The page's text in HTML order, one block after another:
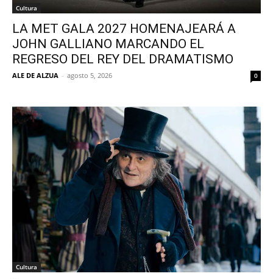
Cultura
LA MET GALA 2027 HOMENAJEARÁ A
JOHN GALLIANO MARCANDO EL
REGRESO DEL REY DEL DRAMATISMO
ALE DE ALZUA - agosto 5, 2026 0
Cultura